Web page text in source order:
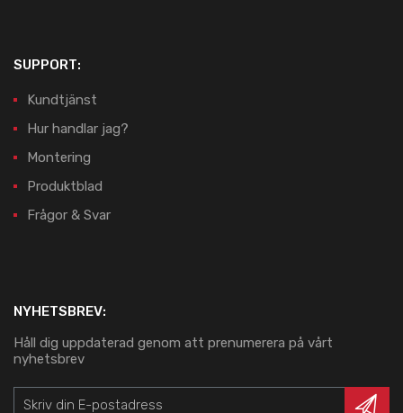
SUPPORT:
Kundtjänst
Hur handlar jag?
Montering
Produktblad
Frågor & Svar
NYHETSBREV:
Håll dig uppdaterad genom att prenumerera på vårt
nyhetsbrev